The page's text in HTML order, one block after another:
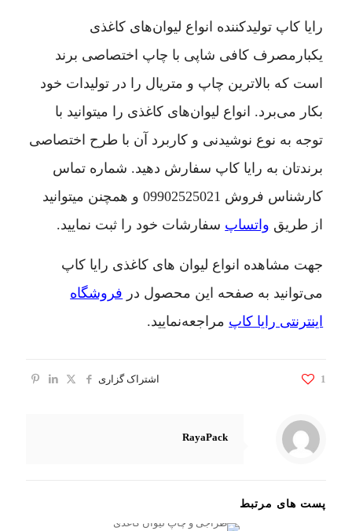
رایا کاپ تولیدکننده انواع لیوان‌‌های کاغذی
یکبارمصرف کافی شاپی با چاپ اختصاصی برند
است که بالاترین چاپ و متریال را در تولیدات خود
بکار می‌برد. انواع لیوان‌های کاغذی را میتوانید با
توجه به نوع نوشیدنی و کاربرد آن با طرح اختصاصی
برندتان به رایا کاپ سفارش دهید. شماره تماس
کارشناس فروش 09902525021و همچنن میتوانید
از طریق واتساپ سفارشات خود را ثبت نمایید.
جهت مشاهده انواع لیوان های کاغذی رایا کاپ
می‌توانید به صفحه این محصول در فروشگاه
اینترنتی رایا کاپ مراجعه‌نمایید.
اشتراک گزاری 1
RayaPack
پست های مرتبط